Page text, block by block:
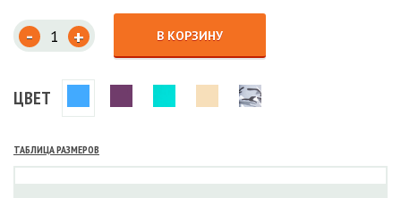
- + В КОРЗИНУ
ЦВЕТ
ТАБЛИЦА РАЗМЕРОВ